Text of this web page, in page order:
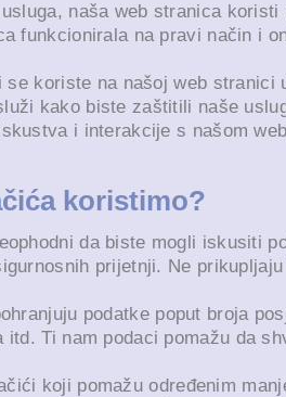
naša web stranica
funkcionirala na pravi način i
koriste na našoj web
kako biste zaštitili naše
i interakcije s našom
koristimo?
da biste mogli iskusiti
prijetnji. Ne
podatke poput broja
itd. Ti nam podaci pomažu da
koji pomažu određenim